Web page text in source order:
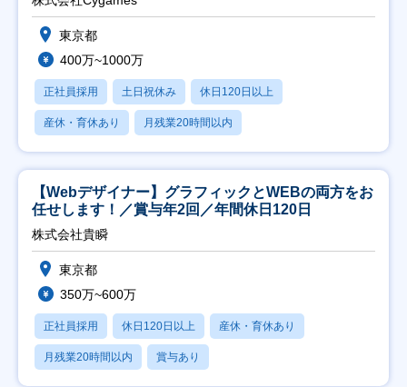
東京都
400万~1000万
正社員採用 土日祝休み 休日120日以上
産休・育休あり 月残業20時間以内
【Webデザイナー】グラフィックとWEBの両方をお
任せします！／賞与年2回／年間休日120日
株式会社貴瞬
東京都
350万~600万
正社員採用 休日120日以上 産休・育休あり
月残業20時間以内 賞与あり